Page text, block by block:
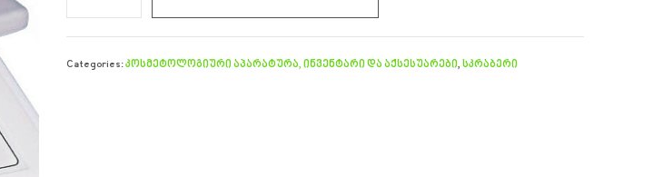
Categories:კოსმეტოლოგიური აპარატურა, ინვენტარი და აქსესუარები, სკრაბერი